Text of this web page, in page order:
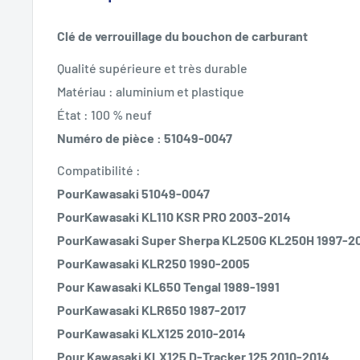
Clé de verrouillage du bouchon de carburant
Qualité supérieure et très durable
Matériau : aluminium et plastique
État : 100 % neuf
Numéro de pièce : 51049-0047
Compatibilité :
PourKawasaki 51049-0047
PourKawasaki KL110 KSR PRO 2003-2014
PourKawasaki Super Sherpa KL250G KL250H 1997-
PourKawasaki KLR250 1990-2005
Pour Kawasaki KL650 Tengal 1989-1991
PourKawasaki KLR650 1987-2017
PourKawasaki KLX125 2010-2014
Pour Kawasaki KLX125 D-Tracker 125 2010-2014